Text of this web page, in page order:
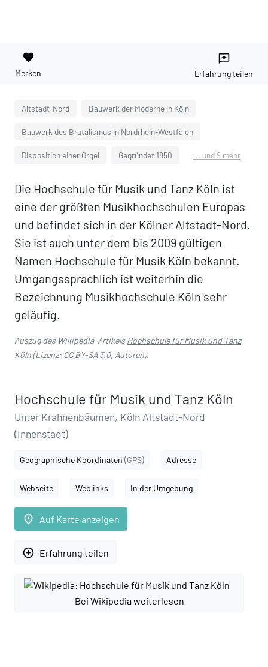
favorite
Merken
reviews
Erfahrung teilen
Altstadt-Nord Bauwerk der Moderne in Köln
Bauwerk des Brutalismus in Nordrhein-Westfalen
Disposition einer Orgel Gegründet 1850 ... und 9 mehr
Die Hochschule für Musik und Tanz Köln ist
eine der größten Musikhochschulen Europas
und befindet sich in der Kölner Altstadt-Nord.
Sie ist auch unter dem bis 2009 gültigen
Namen Hochschule für Musik Köln bekannt.
Umgangssprachlich ist weiterhin die
Bezeichnung Musikhochschule Köln sehr
geläufig.
Auszug des Wikipedia-ArtikelsHochschule für Musik und Tanz
Köln(Lizenz: CC BY-SA 3.0, Autoren).
Hochschule für Musik und Tanz Köln
Unter Krahnenbäumen, Köln Altstadt-Nord
(Innenstadt)
Geographische Koordinaten (GPS) Adresse
Webseite Weblinks In der Umgebung
place Auf Karte anzeigen
add_circle_outline Erfahrung teilen
Bei Wikipedia weiterlesen